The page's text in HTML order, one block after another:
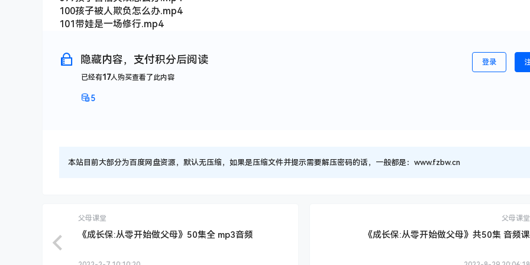
100孩子被人欺负怎么办.mp4
101带娃是一场修行.mp4
隐藏内容，支付积分后阅读
已经有17人购买查看了此内容
5
登录
本站目前大部分为百度网盘资源，默认无压缩，如果是压缩文件并提示需要解压密码的话，一般都是：www.fzbw.cn
父母课堂
《成长保:从零开始做父母》50集全 mp3音频
父母课堂
《成长保:从零开始做父母》共50集 音频课